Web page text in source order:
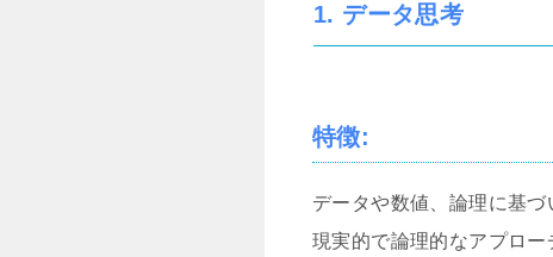
1. データ思考
特徴:
データや数値、論理に基づ
現実的で論理的なアプロー